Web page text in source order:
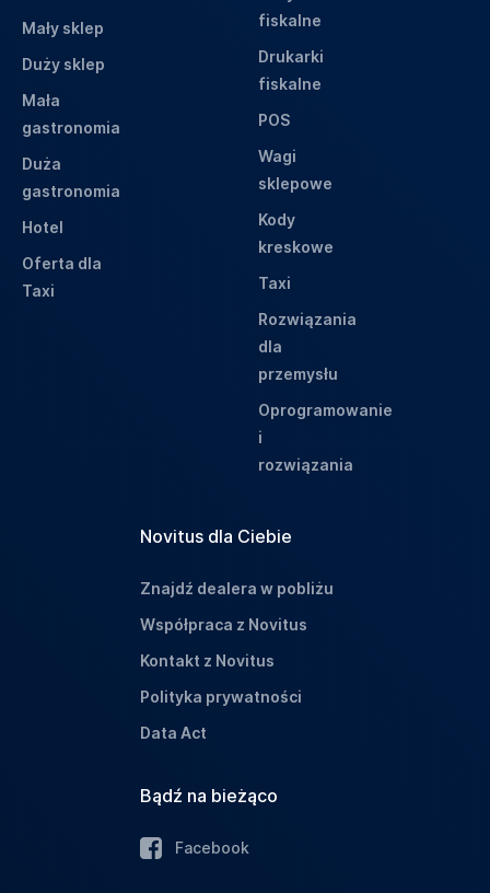
Mały sklep
Duży sklep
Mała
gastronomia
Duża
gastronomia
Hotel
Oferta dla
Taxi
fiskalne
Drukarki
fiskalne
POS
Wagi
sklepowe
Kody
kreskowe
Taxi
Rozwiązania
dla
przemysłu
Oprogramowanie
i
rozwiązania
Novitus dla Ciebie
Znajdź dealera w pobliżu
Współpraca z Novitus
Kontakt z Novitus
Polityka prywatności
Data Act
Bądź na bieżąco
Facebook